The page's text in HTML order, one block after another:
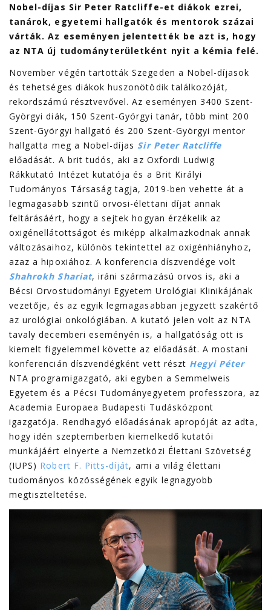
Nobel-díjas Sir Peter Ratcliffe-et diákok ezrei,
tanárok, egyetemi hallgatók és mentorok százai
várták. Az eseményen jelentették be azt is, hogy
az NTA új tudományterületként nyit a kémia felé.
November végén tartották Szegeden a Nobel-díjasok
és tehetséges diákok huszonötödik találkozóját,
rekordszámú résztvevővel. Az eseményen 3400 Szent-
Györgyi diák, 150 Szent-Györgyi tanár, több mint 200
Szent-Györgyi hallgató és 200 Szent-Györgyi mentor
hallgatta meg a Nobel-díjas Sir Peter Ratcliffe
előadását. A brit tudós, aki az Oxfordi Ludwig
Rákkutató Intézet kutatója és a Brit Királyi
Tudományos Társaság tagja, 2019-ben vehette át a
legmagasabb szintű orvosi-élettani díjat annak
feltárásáért, hogy a sejtek hogyan érzékelik az
oxigénellátottságot és miképp alkalmazkodnak annak
változásaihoz, különös tekintettel az oxigénhiányhoz,
azaz a hipoxiához. A konferencia díszvendége volt
Shahrokh Shariat, iráni származású orvos is, aki a
Bécsi Orvostudományi Egyetem Urológiai Klinikájának
vezetője, és az egyik legmagasabban jegyzett szakértő
az urológiai onkológiában. A kutató jelen volt az NTA
tavaly decemberi eseményén is, a hallgatóság ott is
kiemelt figyelemmel követte az előadását. A mostani
konferencián díszvendégként vett részt Hegyi Péter
NTA programigazgató, aki egyben a Semmelweis
Egyetem és a Pécsi Tudományegyetem professzora, az
Academia Europaea Budapesti Tudásközpont
igazgatója. Rendhagyó előadásának apropóját az adta,
hogy idén szeptemberben kiemelkedő kutatói
munkájáért elnyerte a Nemzetközi Élettani Szövetség
(IUPS) Robert F. Pitts-díját, ami a világ élettani
tudományos közösségének egyik legnagyobb
megtiszteltetése.